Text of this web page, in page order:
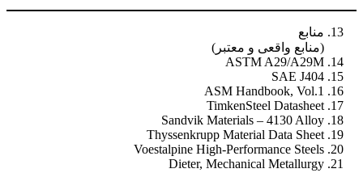
منابع
(منابع واقعی و معتبر)
ASTM A29/A29M
SAE J404
ASM Handbook, Vol.1
TimkenSteel Datasheet
Sandvik Materials – 4130 Alloy
Thyssenkrupp Material Data Sheet
Voestalpine High-Performance Steels
Dieter, Mechanical Metallurgy